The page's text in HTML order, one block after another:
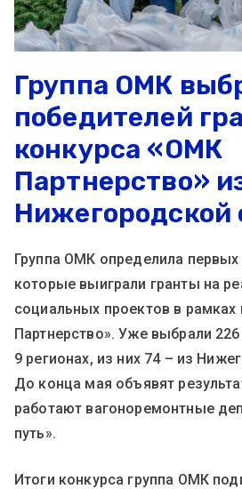
Группа ОМК
победителей
конкурса «ОМК
Партнерство»
Нижегородской
Группа ОМК определила первых
которые выиграли гранты на
социальных проектов в
Партнерство». Уже выбрали
9 регионах, из них 74 – из
До конца мая объявят
работают вагоноремонтные
путь».
Итоги конкурса группа ОМК